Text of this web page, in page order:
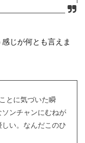
じが何とも言えま
とに気づいた瞬
ンチャンにむねが
い。なんだこのひ